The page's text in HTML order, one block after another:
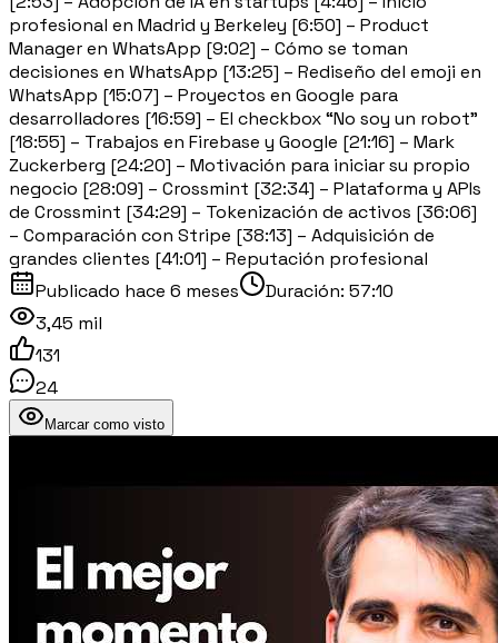
profesional en Madrid y Berkeley [6:50] – Product
Manager en WhatsApp [9:02] – Cómo se toman
decisiones en WhatsApp [13:25] – Rediseño del emoji en
WhatsApp [15:07] – Proyectos en Google para
desarrolladores [16:59] – El checkbox “No soy un robot”
[18:55] – Trabajos en Firebase y Google [21:16] – Mark
Zuckerberg [24:20] – Motivación para iniciar su propio
negocio [28:09] – Crossmint [32:34] – Plataforma y APIs
de Crossmint [34:29] – Tokenización de activos [36:06]
– Comparación con Stripe [38:13] – Adquisición de
grandes clientes [41:01] – Reputación profesional
Publicado hace 6 meses Duración: 57:10
3,45 mil
131
24
Marcar como visto